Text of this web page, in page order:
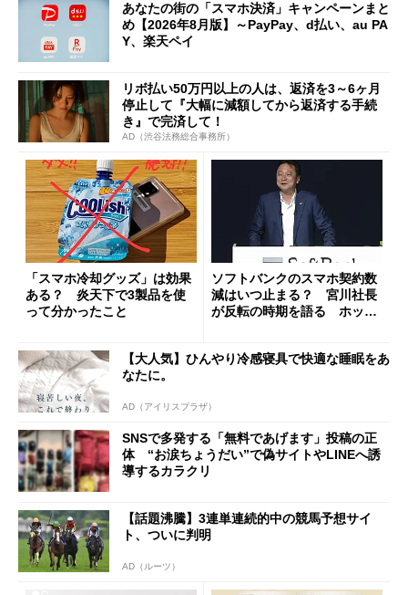
あなたの街の「スマホ決済」キャンペーンまと
め【2026年8月版】～PayPay、d払い、au PA
Y、楽天ペイ
リボ払い50万円以上の人は、返済を3～6ヶ月
停止して『大幅に減額してから返済する手続
き』で完済して！
AD（渋谷法務総合事務所）
「スマホ冷却グッズ」は効果
ある？ 炎天下で3製品を使
って分かったこと
ソフトバンクのスマホ契約数
減はいつ止まる？ 宮川社長
が反転の時期を語る ホッピ
【大人気】ひんやり冷感寝具で快適な睡眠をあ
なたに。
AD（アイリスプラザ）
SNSで多発する「無料であげます」投稿の正
体 “お涙ちょうだい”で偽サイトやLINEへ誘
導するカラクリ
【話題沸騰】3連単連続的中の競馬予想サイ
ト、ついに判明
AD（ルーツ）